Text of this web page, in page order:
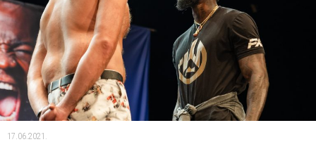
17.06.2021.